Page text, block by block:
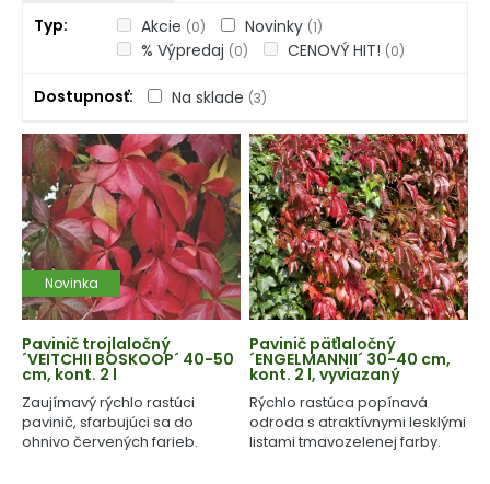
Typ Akcie (0) Novinky (1)
% Výpredaj (0) CENOVÝ HIT! (0)
Dostupnosť Na sklade (3)
Novinka
Pavinič trojlaločný
´VEITCHII BOSKOOP´ 40-50
cm, kont. 2 l
Zaujímavý rýchlo rastúci
pavinič, sfarbujúci sa do
ohnivo červených farieb.
Pavinič päťlaločný
´ENGELMANNII´ 30-40 cm,
kont. 2 l, vyviazaný
Rýchlo rastúca popínavá
odroda s atraktívnymi lesklými
listami tmavozelenej farby.